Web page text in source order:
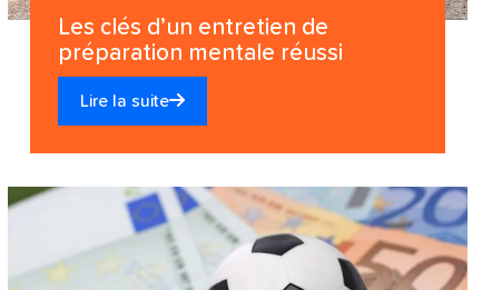
Les clés d’un entretien de
préparation mentale réussi
Lire la suite